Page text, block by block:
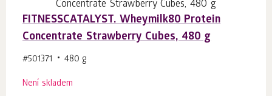
FITNESSCATALYST. Wheymilk80 Protein
Concentrate Strawberry Cubes, 480 g
#501371 480 g
Není skladem